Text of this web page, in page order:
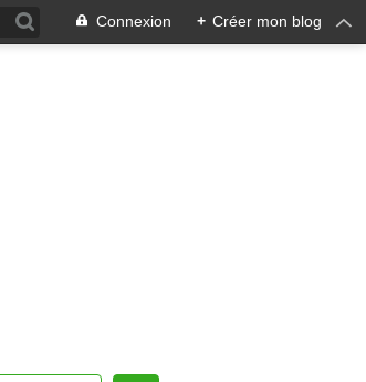
Connexion + Créer mon blog